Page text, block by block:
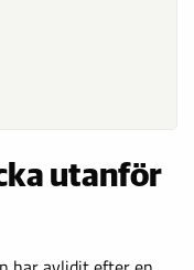
utanför